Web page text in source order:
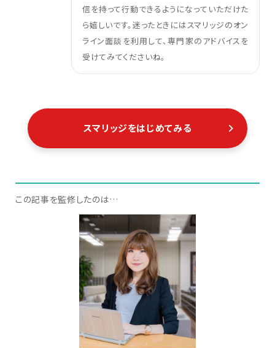
信を持って行動できるようになっていただけた
ら嬉しいです。迷ったときにはスマリッジのオン
ライン面談を利用して、専門家のアドバイスを
受けてみてくださいね。
スマリッジをはじめてみる
この記事を監修したのは…